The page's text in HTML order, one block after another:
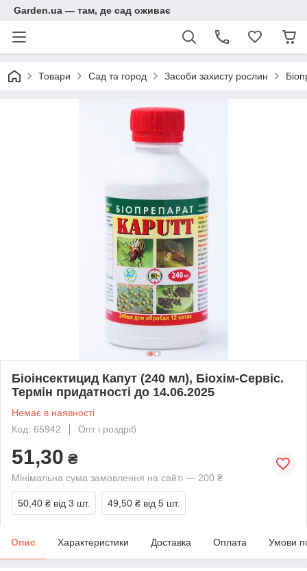
Garden.ua — там, де сад оживає
Товари Сад та город Засоби захисту рослин
Біоінсектицид Капут (240 мл), Біохім-Сервіс.
Термін придатності до 14.06.2025
Немає в наявності
Код: 65942
Опт і роздріб
51,30 ₴
Мінімальна сума замовлення на сайті — 200 ₴
50,40 ₴ від 3 шт. 49,50 ₴ від 5 шт.
Опис Характеристики Доставка Оплата Умови